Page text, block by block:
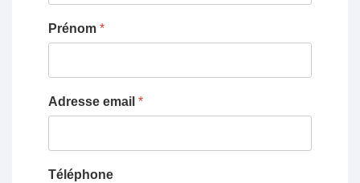
Prénom *
Adresse email *
Téléphone